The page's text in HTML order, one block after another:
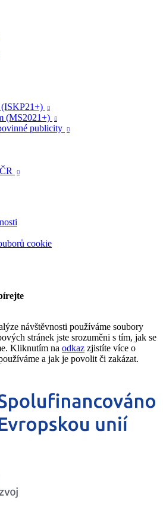
(ISKP21+)

(MS2021+) 
publicity 

cookie
návštěvnosti používáme soubory
stránek jste srozuměni s tím, jak se
Kliknutím na odkaz zjistíte více o
a jak je povolit či zakázat.